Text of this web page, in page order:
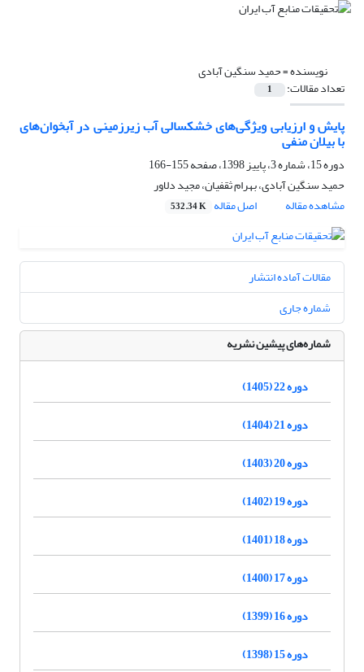
نویسنده =حمید سنگین آبادی
تعداد مقالات: 1
پایش و ارزیابی ویژگی‌های خشکسالی آب زیرزمینی در آبخوان‌های
با بیلان منفی
دوره 15، شماره 3، پاییز 1398، صفحه
155-166
حمید سنگین آبادی، بهرام ثقفیان، مجید دلاور
مشاهده مقاله
اصل مقاله 532.34 K
مقالات آماده انتشار
شماره جاری
شماره‌های پیشین نشریه
دوره 22 (1405)
دوره 21 (1404)
دوره 20 (1403)
دوره 19 (1402)
دوره 18 (1401)
دوره 17 (1400)
دوره 16 (1399)
دوره 15 (1398)